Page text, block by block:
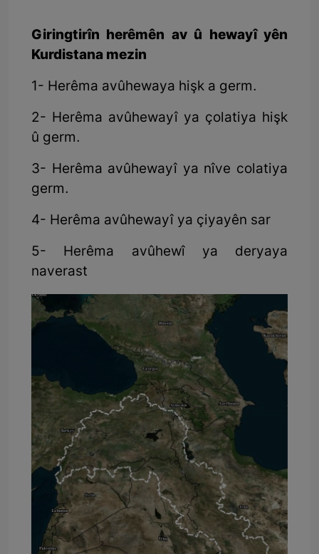
Giringtirîn herêmên av û hewayî yên
Kurdistana mezin
1- Herêma avûhewaya hişk a germ.
2- Herêma avûhewayî ya çolatiya hişk
û germ.
3- Herêma avûhewayî ya nîve colatiya
germ.
4- Herêma avûhewayî ya çiyayên sar
5- Herêma avûhewî ya deryaya
naverast